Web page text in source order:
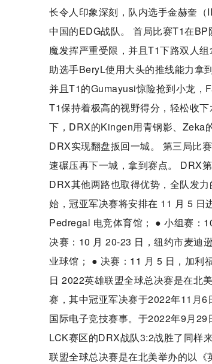
长令人印象深刻，队内选手金赫奎
中国的EDG战队。 首局比赛T1在
魔发挥严重受限，并且T1下路双人
助选手BeryL使用大头的推线能力拿
并且T1的Gumayusi惊险抢到小龙，
T1保持着极高的视野得分，轻松收
下，DRX的Kingen用青钢影、Zeka
DRX实现翻盘扳回一城。 第三局比
速碾压再下一城，拿到赛点。 DRX
DRX其他两路也取得优势，全队发
始，冠亚军决赛将安排在 11 月 5 日
Pedregal 电竞体育馆； ● 小组赛：
决赛：10 月 20-23 日，纽约市麦迪
业球馆； ● 决赛：11 月 5 日，加利
日 2022英雄联盟全球总决赛是在北
赛，其中冠亚军决赛于2022年11月
国际电子竞技赛事。于2022年9月
LCK赛区的DRX战队3:2战胜了同样
联盟全球总决赛是在北美举办的以